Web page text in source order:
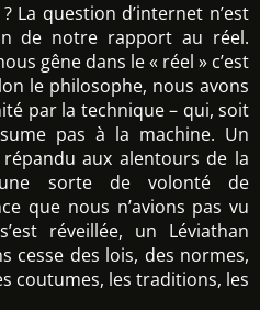
La question d’internet n’est
de notre rapport au réel.
gêne dans le « réel » c’est
le philosophe, nous avons
par la technique – qui, soit
pas à la machine. Un
répandu aux alentours de la
sorte de volonté de
que nous n’avions pas vu
réveillée, un Léviathan
cesse des lois, des normes,
coutumes, les traditions, les